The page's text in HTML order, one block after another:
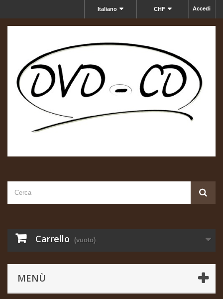
Accedi
CHF
Italiano
Carrello (vuoto)
MENÙ